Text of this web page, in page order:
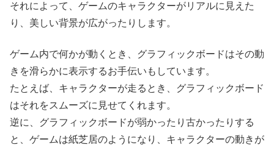
それによって、ゲームのキャラクターがリアルに見えた
り、美しい背景が広がったりします。
ゲーム内で何かが動くとき、グラフィックボードはその動
きを滑らかに表示するお手伝いもしています。
たとえば、キャラクターが走るとき、グラフィックボード
はそれをスムーズに見せてくれます。
逆に、グラフィックボードが弱かったり古かったりする
と、ゲームは紙芝居のようになり、キャラクターの動きが